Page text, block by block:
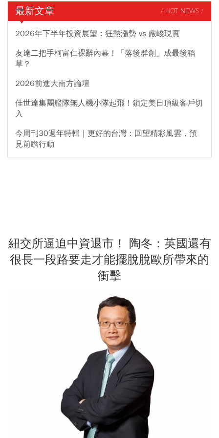
最新文章 / HOT NEWS /
2026年下半年投資展望：狂熱漲勢 vs 嚴峻現實
友達二把手柯富仁裸辭內幕！「落後群創」成最後稻
草？
2026前進大南方論壇
佳世達集團艦隊無人機小隊起飛！鎖定美日頂級客戶切
入
今周刊30週年特輯｜更好的台灣：回望精彩風雲，預
見前瞻行動
紐交所逼迫中資退市！ 陶冬：英國還有
很長一段路要走才能擺脫脫歐所帶來的
衝擊